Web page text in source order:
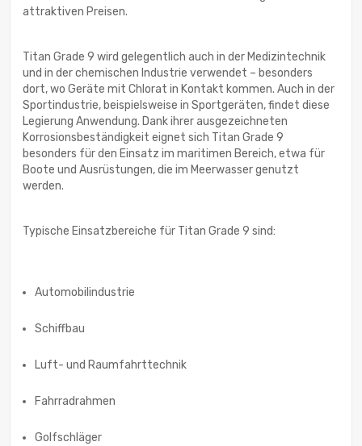
attraktiven Preisen.
Titan Grade 9 wird gelegentlich auch in der Medizintechnik
und in der chemischen Industrie verwendet – besonders
dort, wo Geräte mit Chlorat in Kontakt kommen. Auch in der
Sportindustrie, beispielsweise in Sportgeräten, findet diese
Legierung Anwendung. Dank ihrer ausgezeichneten
Korrosionsbeständigkeit eignet sich Titan Grade 9
besonders für den Einsatz im maritimen Bereich, etwa für
Boote und Ausrüstungen, die im Meerwasser genutzt
werden.
Typische Einsatzbereiche für Titan Grade 9 sind:
Automobilindustrie
Schiffbau
Luft- und Raumfahrttechnik
Fahrradrahmen
Golfschläger